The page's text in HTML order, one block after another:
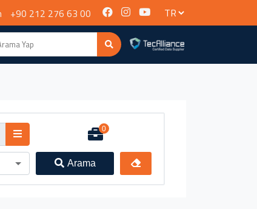
+90 212 276 63 00
0
Arama